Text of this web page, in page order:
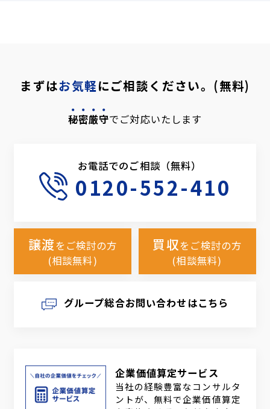
まずはお気軽にご相談ください。(無料)
秘密厳守でご対応いたします
お電話でのご相談（無料）
0120-552-410
譲渡をご検討の方
(相談無料)
買収をご検討の方
(相談無料)
グループ総合お問い合わせはこちら
企業価値算定サービス
当社の経験豊富なコンサルタ
ントが、無料で企業価値算定